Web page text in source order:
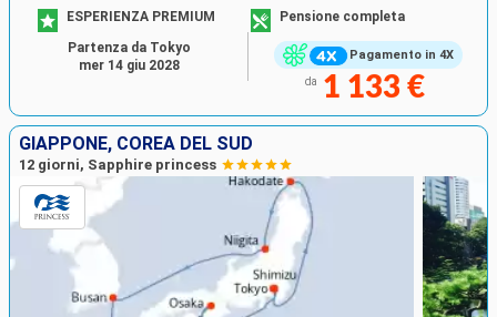
Pagamento in 4X
ESPERIENZA PREMIUM Pensione completa
da 1 133 €
Partenza da Tokyo
mer 14 giu 2028
GIAPPONE, COREA DEL SUD
12 giorni, Sapphire princess